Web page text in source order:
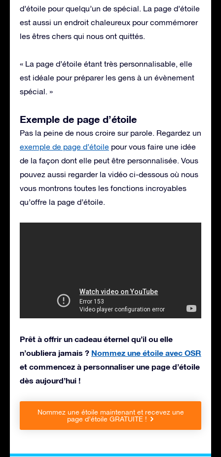
d’étoile pour quelqu’un de spécial. La page d’étoile
est aussi un endroit chaleureux pour commémorer
les êtres chers qui nous ont quittés.
« La page d’étoile étant très personnalisable, elle
est idéale pour préparer les gens à un évènement
spécial. »
Exemple de page d’étoile
Pas la peine de nous croire sur parole. Regardez un
exemple de page d’étoile pour vous faire une idée
de la façon dont elle peut être personnalisée. Vous
pouvez aussi regarder la vidéo ci-dessous où nous
vous montrons toutes les fonctions incroyables
qu’offre la page d’étoile.
Prêt à offrir un cadeau éternel qu’il ou elle
n’oubliera jamais ? Nommez une étoile avec OSR
et commencez à personnaliser une page d’étoile
dès aujourd’hui !
Nommez une étoile maintenant et recevez une
page d’étoile GRATUITE !